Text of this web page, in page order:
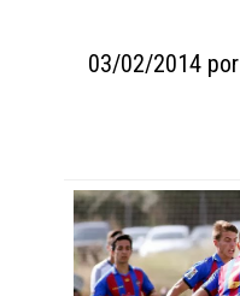
03/02/2014por